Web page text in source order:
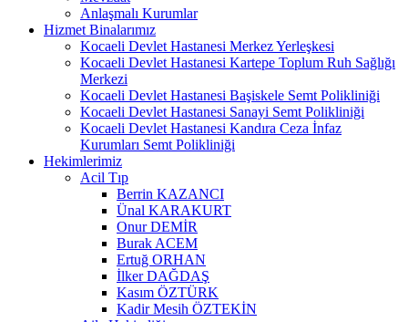
Anlaşmalı Kurumlar
Hizmet Binalarımız
Kocaeli Devlet Hastanesi Merkez Yerleşkesi
Kocaeli Devlet Hastanesi Kartepe Toplum Ruh Sağlığı
Merkezi
Kocaeli Devlet Hastanesi Başiskele Semt Polikliniği
Kocaeli Devlet Hastanesi Sanayi Semt Polikliniği
Kocaeli Devlet Hastanesi Kandıra Ceza İnfaz
Kurumları Semt Polikliniği
Hekimlerimiz
Acil Tıp
Berrin KAZANCI
Ünal KARAKURT
Onur DEMİR
Burak ACEM
Ertuğ ORHAN
İlker DAĞDAŞ
Kasım ÖZTÜRK
Kadir Mesih ÖZTEKİN